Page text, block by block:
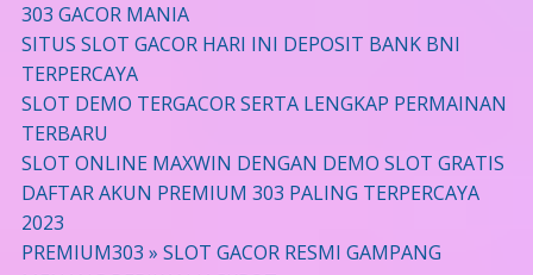
303 GACOR MANIA
SITUS SLOT GACOR HARI INI DEPOSIT BANK BNI
TERPERCAYA
SLOT DEMO TERGACOR SERTA LENGKAP PERMAINAN
TERBARU
SLOT ONLINE MAXWIN DENGAN DEMO SLOT GRATIS
DAFTAR AKUN PREMIUM 303 PALING TERPERCAYA
2023
PREMIUM303 » SLOT GACOR RESMI GAMPANG